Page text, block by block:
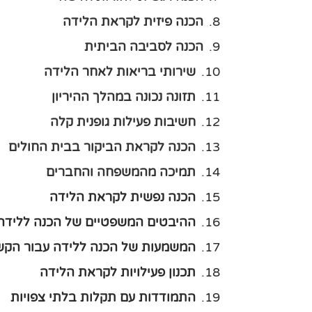
הכנה פיזית לקראת הלידה
הכנה לסביבה הביתית
שירותי בריאות לאחר הלידה
תזונה נכונה במהלך ההיריון
חשיבות פעילות גופנית קלה
הכנה לקראת הביקור בבית החולים
תמיכה מהמשפחה והחברים
הכנה נפשית לקראת הלידה
ההיבטים המשפטיים של הכנה
המשמעות של הכנה ללידה עבור
תכנון פעילויות לקראת הלידה
התמודדות עם תקלות בלתי צפויות